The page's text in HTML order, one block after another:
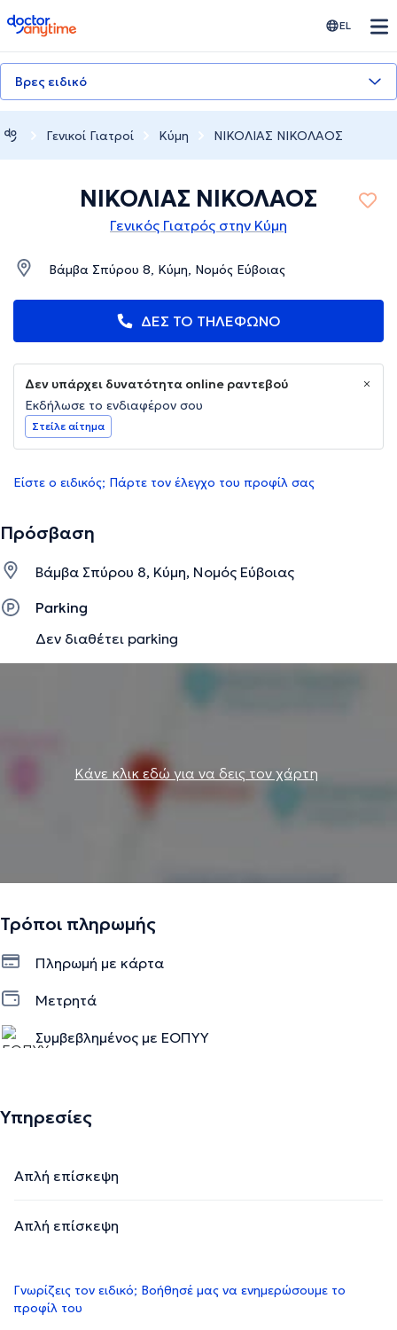
doctoranytime EL
Βρες ειδικό
Γενικοί Γιατροί Κύμη ΝΙΚΟΛΙΑΣ ΝΙΚΟΛΑΟΣ
ΝΙΚΟΛΙΑΣ ΝΙΚΟΛΑΟΣ
Γενικός Γιατρός στην Κύμη
Βάμβα Σπύρου 8, Κύμη, Νομός Εύβοιας
ΔΕΣ ΤΟ ΤΗΛΕΦΩΝΟ
Δεν υπάρχει δυνατότητα online ραντεβού
Εκδήλωσε το ενδιαφέρον σου
Στείλε αίτημα
Είστε ο ειδικός; Πάρτε τον έλεγχο του προφίλ σας
Πρόσβαση
Βάμβα Σπύρου 8, Κύμη, Νομός Εύβοιας
Parking
Δεν διαθέτει parking
Κάνε κλικ εδώ για να δεις τον χάρτη
Τρόποι πληρωμής
Πληρωμή με κάρτα
Μετρητά
Συμβεβλημένος με ΕΟΠΥΥ
Υπηρεσίες
Απλή επίσκεψη
Απλή επίσκεψη
Γνωρίζεις τον ειδικό; Βοήθησέ μας να ενημερώσουμε το
προφίλ του